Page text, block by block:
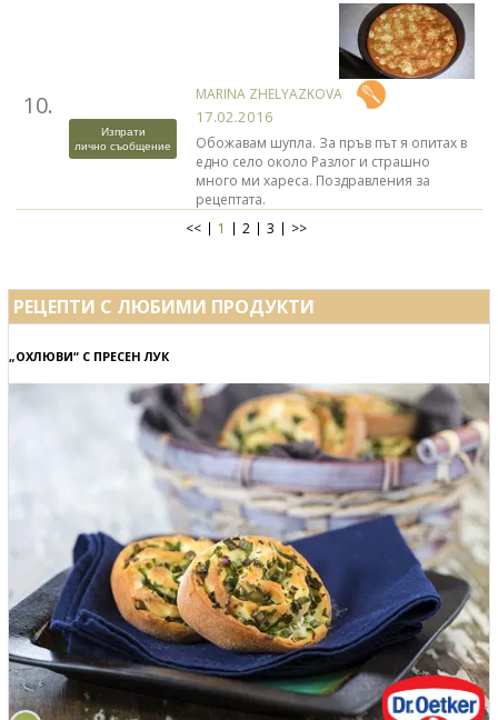
10.
Изпрати
лично съобщение
MARINA ZHELYAZKOVA
17.02.2016
Обожавам шупла. За пръв път я опитах в
едно село около Разлог и страшно
много ми хареса. Поздравления за
рецептата.
<<
1 2 3 >>
РЕЦЕПТИ С ЛЮБИМИ ПРОДУКТИ
„ОХЛЮВИ“ С ПРЕСЕН ЛУК